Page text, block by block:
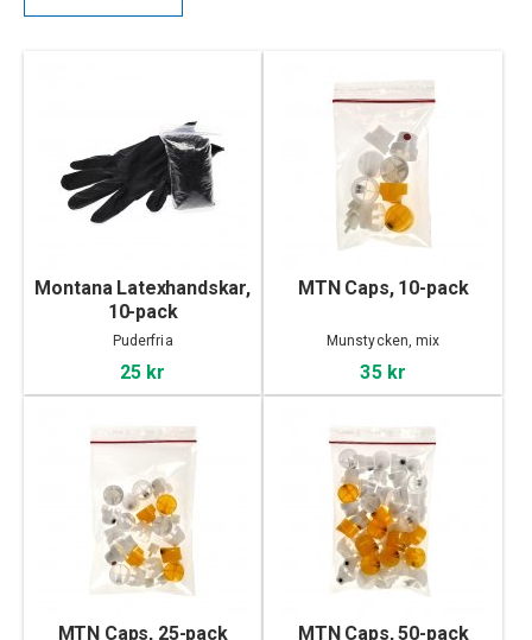
Montana Latexhandskar,
10-pack
Puderfria
25 kr
MTN Caps, 10-pack
Munstycken, mix
35 kr
MTN Caps, 25-pack MTN Caps, 50-pack